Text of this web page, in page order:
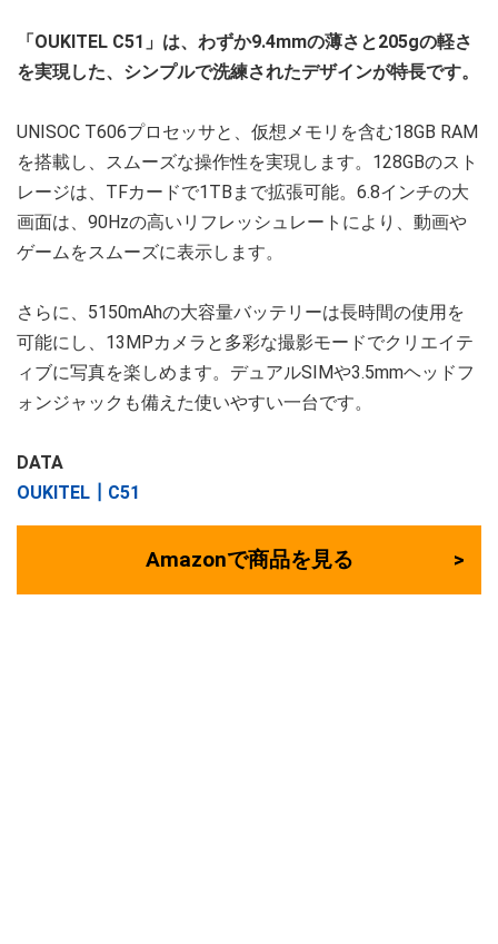
「OUKITEL C51」は、わずか9.4mmの薄さと205gの軽さ
を実現した、シンプルで洗練されたデザインが特長です。
UNISOC T606プロセッサと、仮想メモリを含む18GB RAM
を搭載し、スムーズな操作性を実現します。128GBのスト
レージは、TFカードで1TBまで拡張可能。6.8インチの大
画面は、90Hzの高いリフレッシュレートにより、動画や
ゲームをスムーズに表示します。
さらに、5150mAhの大容量バッテリーは長時間の使用を
可能にし、13MPカメラと多彩な撮影モードでクリエイテ
ィブに写真を楽しめます。デュアルSIMや3.5mmヘッドフ
ォンジャックも備えた使いやすい一台です。
DATA
OUKITEL┃C51
Amazonで商品を見る